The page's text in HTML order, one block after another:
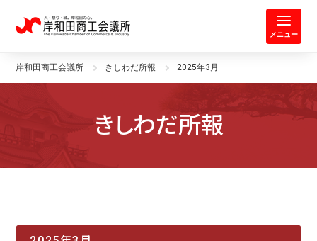
岸和田商工会議所 | 人・祭り・城。
メニュー
岸和田商工会議所 きしわだ所報 2025年3月
きしわだ所報